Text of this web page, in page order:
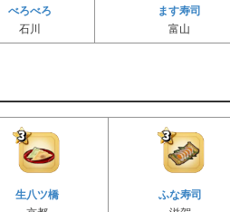
べろべろ
石川
ます寿司
富山
生八ツ橋 ふな寿司